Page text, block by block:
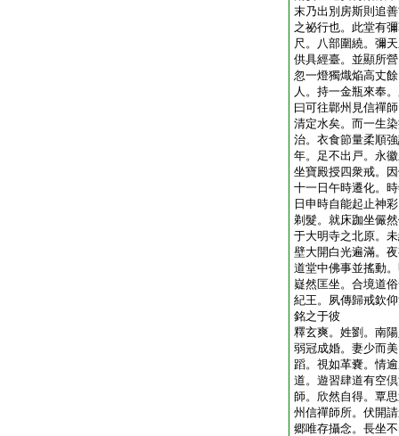
末乃出別房斯則追
之祕行也。此堂有
尺。八部圍繞。彌
供具經臺。並顯所
忽一燈獨熾焔高丈
人。持一金瓶來奉
曰可往鄿州見信禪
清定水矣。而一生
治。衣食節量柔順
年。足不出戸。永
坐寶殿授四衆戒。
十一日午時遷化。
日申時自能起止神
剃髮。就床跏坐儼
于大明寺之北原。
壁大開白光遍滿。
道堂中佛事並搖動
嶷然匡坐。合境道
紀王。夙傳歸戒欽
銘之于彼
釋玄爽。姓劉。南
弱冠成婚。妻少而
蹈。視如革嚢。情
道。遊習肆道有空
師。欣然自得。覃
州信禪師所。伏開
郷唯存攝念。長坐